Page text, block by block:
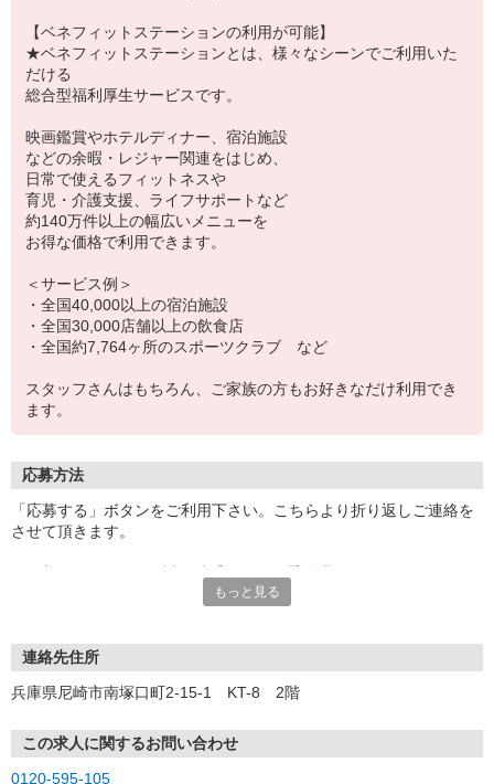
【ベネフィットステーションの利用が可能】
★ベネフィットステーションとは、様々なシーンでご利用いた
だける
総合型福利厚生サービスです。
映画鑑賞やホテルディナー、宿泊施設
などの余暇・レジャー関連をはじめ、
日常で使えるフィットネスや
育児・介護支援、ライフサポートなど
約140万件以上の幅広いメニューを
お得な価格で利用できます。
＜サービス例＞
・全国40,000以上の宿泊施設
・全国30,000店舗以上の飲食店
・全国約7,764ヶ所のスポーツクラブ など
スタッフさんはもちろん、ご家族の方もお好きなだけ利用でき
ます。
応募方法
「応募する」ボタンをご利用下さい。こちらより折り返しご連絡を
させて頂きます。
ます。
ますようお願い申し上げます。
スタッフ一同、皆様にお会いできる日を
心より楽しみにしております。
もっと見る
連絡先住所
兵庫県尼崎市南塚口町2-15-1 KT-8 2階
この求人に関するお問い合わせ
0120-595-105